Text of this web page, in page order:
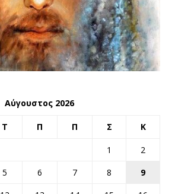
Αύγουστος 2026
Τ Π Π Σ Κ
1
2
5 6 7 8
9